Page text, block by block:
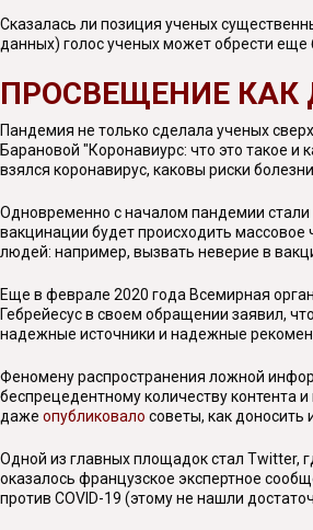
Сказалась ли позиция ученых
данных) голос ученых может обрести еще
ПРОСВЕЩЕНИЕ КАК
Пандемия не только сделала ученых
Барановой "Коронавиурс: что это такое и
взялся коронавирус, каковы риски
Одновременно с началом пандемии стали
вакцинации будет происходить
людей: например, вызвать неверие в
Еще в феврале 2020 года Всемирная
Гебрейесус в своем обращении заявил,
надежные источники и надежные
Феномену распространения ложной
беспрецедентному количеству контента
даже опубликовало советы, как
Одной из главных площадок стал Twitter,
оказалось французское экспертное
против COVID-19 (этому не нашли